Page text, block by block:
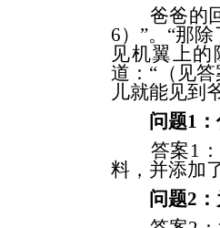
爸爸的回
6）”。“那
见机翼上
道：“（见
儿就能见到
问题1
答案1：
料，并添加
问题2